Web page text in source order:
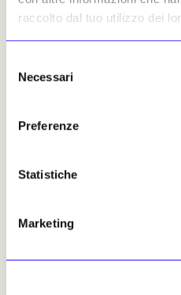
raccolto dal tuo utilizzo dei
delNecessari
Preferenze
Statistiche
Marketing
di Masaccio e anche in
personaggi
«Resurrezione del
bianco di piombo
,
artisti.
sull’affresco con
quanto finora noto e
risultato desiderato,
L’aspetto conoscitivo